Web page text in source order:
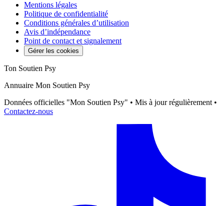
Mentions légales
Politique de confidentialité
Conditions générales d’utilisation
Avis d’indépendance
Point de contact et signalement
Gérer les cookies
Ton Soutien Psy
Annuaire Mon Soutien Psy
Données officielles "Mon Soutien Psy" • Mis à jour régulièrement •
Contactez-nous